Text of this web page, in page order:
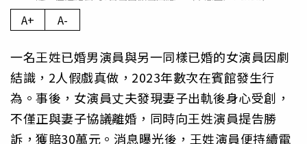
A+ A-
一名王姓已婚男演員與另一同樣已婚的女演員因劇
結識，2人假戲真做，2023年數次在賓館發生行
為。事後，女演員丈夫發現妻子出軌後身心受創，
不僅正與妻子協議離婚，同時向王姓演員提告勝
訴，獲賠30萬元。消息曝光後，王姓演員便持續電